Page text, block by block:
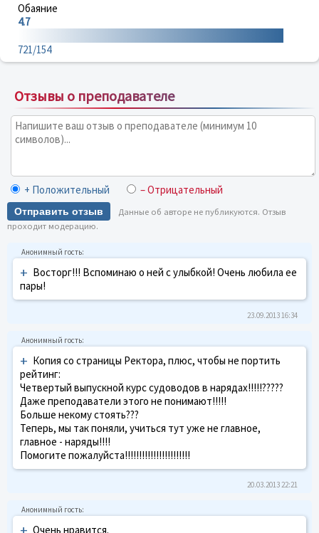
Обаяние
4.7
721/154
Отзывы о преподавателе
+ Положительный – Отрицательный
Отправить отзыв
Данные об авторе не публикуются. Отзыв
проходит модерацию.
+ Восторг!!! Вспоминаю о ней с улыбкой! Очень любила ее
пары!
23.09.2013 16:34
+ Копия со страницы Ректора, плюс, чтобы не портить
рейтинг:
Четвертый выпускной курс судоводов в нарядах!!!!!?????
Даже преподаватели этого не понимают!!!!!
Больше некому стоять???
Теперь, мы так поняли, учиться тут уже не главное,
главное - наряды!!!!
Помогите пожалуйста!!!!!!!!!!!!!!!!!!!!!!!
20.03.2013 22:21
Очень нравится.